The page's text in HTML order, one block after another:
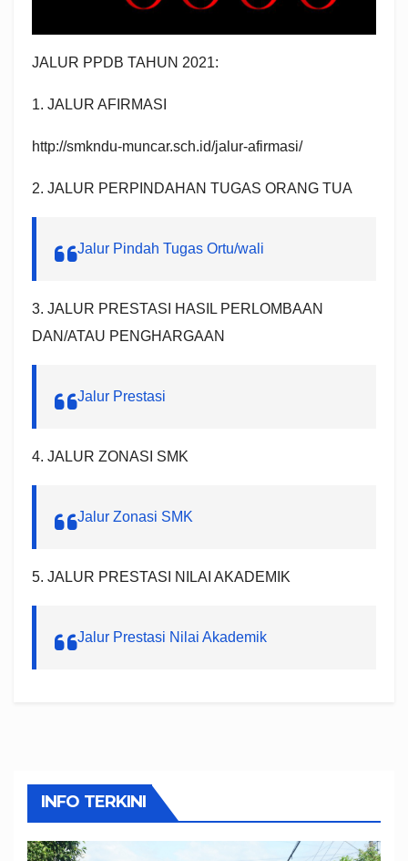
JALUR PPDB TAHUN 2021:
1. JALUR AFIRMASI
http://smkndu-muncar.sch.id/jalur-afirmasi/
2. JALUR PERPINDAHAN TUGAS ORANG TUA
Jalur Pindah Tugas Ortu/wali
3. JALUR PRESTASI HASIL PERLOMBAAN
DAN/ATAU PENGHARGAAN
Jalur Prestasi
4. JALUR ZONASI SMK
Jalur Zonasi SMK
5. JALUR PRESTASI NILAI AKADEMIK
Jalur Prestasi Nilai Akademik
INFO TERKINI